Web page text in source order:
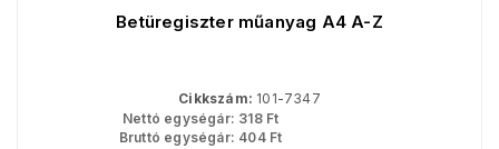
Betüregiszter műanyag A4 A-Z
Cikkszám: 101-7347
Nettó egységár: 318Ft
Bruttó egységár: 404Ft